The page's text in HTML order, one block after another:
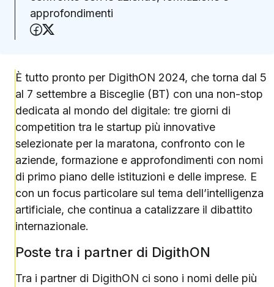
approfondimenti
Condividi su Facebook
È tutto pronto per DigithON 2024, che torna dal 5
al 7 settembre a Bisceglie (BT) con una non-stop
dedicata al mondo del digitale: tre giorni di
competition tra le startup più innovative
selezionate per la maratona, confronto con le
aziende, formazione e approfondimenti con nomi
di primo piano delle istituzioni e delle imprese. E
con un focus particolare sul tema dell’intelligenza
artificiale, che continua a catalizzare il dibattito
internazionale.
Poste tra i partner di DigithON
Tra i partner di DigithON ci sono i nomi delle più